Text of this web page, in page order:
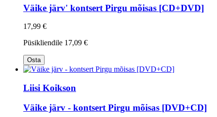
Väike järv' kontsert Pirgu mõisas [CD+DVD]
17,99 €
Püsikliendile 17,09 €
Osta
Liisi Koikson
Väike järv - kontsert Pirgu mõisas [DVD+CD]